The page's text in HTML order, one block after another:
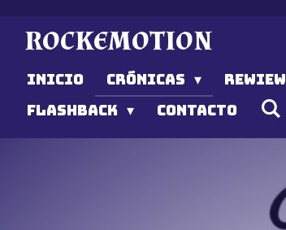
ROCKEMOTION
INICIO CRÓNICAS REWIEW
FLASHBACK
CONTACTO